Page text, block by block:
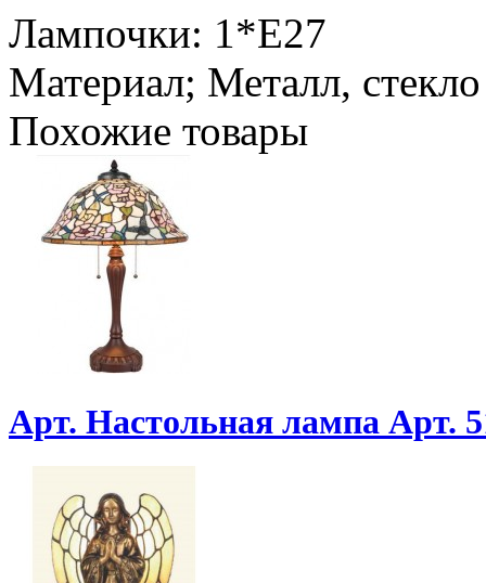
Лампочки: 1*Е27
Материал; Металл, стекло
Похожие товары
Арт. Настольная лампа Арт.